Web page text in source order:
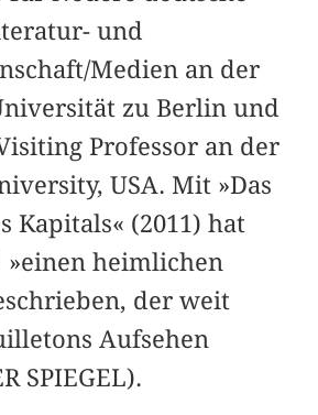
und
Medien an der
zu Berlin und
Professor an der
USA. Mit »Das
Kapitals« (2011) hat
»einen heimlichen
der weit
Aufsehen
SPIEGEL).